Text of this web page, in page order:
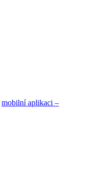
mobilní aplikaci –